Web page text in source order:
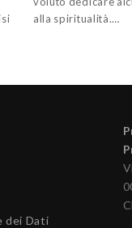
alla spiritualità.…
dei Dati